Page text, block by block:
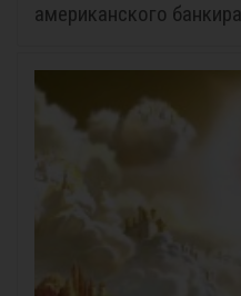
американского банкира